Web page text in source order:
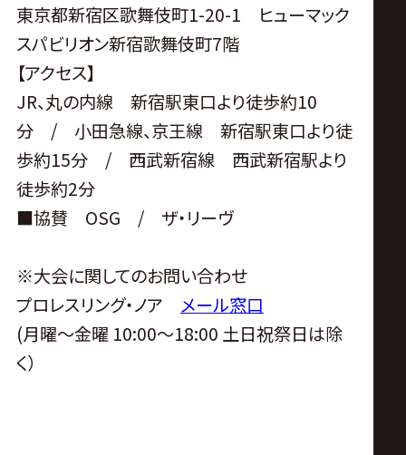
東京都新宿区歌舞伎町1-20-1 ヒューマック
スパビリオン新宿歌舞伎町7階
【アクセス】
JR、丸の内線 新宿駅東口より徒歩約10
分 / 小田急線、京王線 新宿駅東口より徒
歩約15分 / 西武新宿線 西武新宿駅より
徒歩約2分
■協賛 OSG / ザ・リーヴ
※大会に関してのお問い合わせ
プロレスリング・ノア メール窓口
(月曜〜金曜 10:00〜18:00 土日祝祭日は除
く）